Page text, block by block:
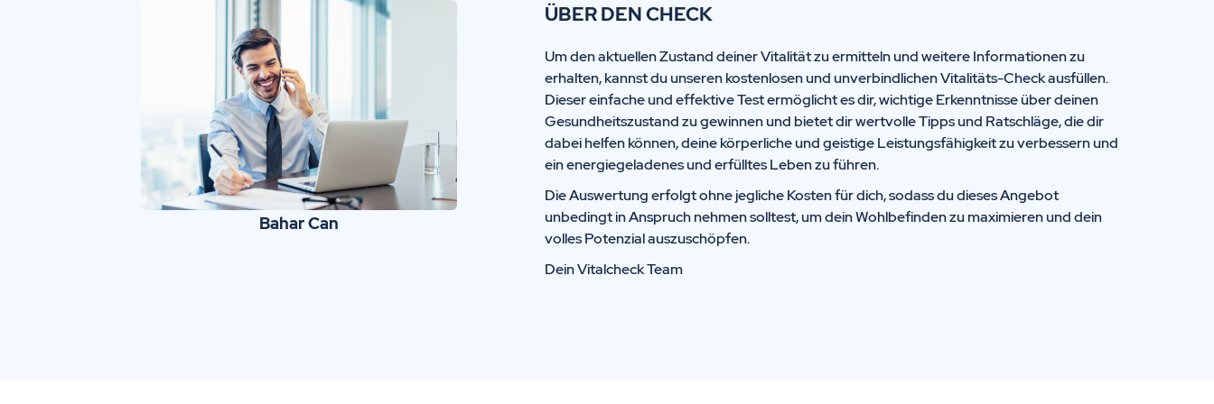
Bahar Can
ÜBER DEN CHECK
Um den aktuellen Zustand deiner Vitalität zu ermitteln und weitere Informationen zu
erhalten, kannst du unseren kostenlosen und unverbindlichen Vitalitäts-Check ausfüllen.
Dieser einfache und effektive Test ermöglicht es dir, wichtige Erkenntnisse über deinen
Gesundheitszustand zu gewinnen und bietet dir wertvolle Tipps und Ratschläge, die dir
dabei helfen können, deine körperliche und geistige Leistungsfähigkeit zu verbessern und
ein energiegeladenes und erfülltes Leben zu führen.
Die Auswertung erfolgt ohne jegliche Kosten für dich, sodass du dieses Angebot
unbedingt in Anspruch nehmen solltest, um dein Wohlbefinden zu maximieren und dein
volles Potenzial auszuschöpfen.
Dein Vitalcheck Team